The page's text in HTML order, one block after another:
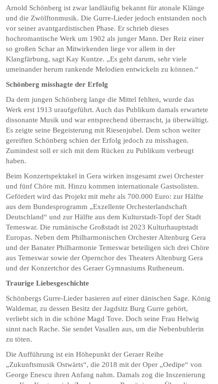
Arnold Schönberg ist zwar landläufig bekannt für atonale Klänge
und die Zwölftonmusik. Die Gurre-Lieder jedoch entstanden noch
vor seiner avantgardistischen Phase. Er schrieb dieses
hochromantische Werk um 1902 als junger Mann. Der Reiz einer
so großen Schar an Mitwirkenden liege vor allem in der
Klangfärbung, sagt Kay Kuntze. „Es geht darum, sehr viele
umeinander herum rankende Melodien entwickeln zu können.“
Schönberg misshagte der Erfolg
Da dem jungen Schönberg lange die Mittel fehlten, wurde das
Werk erst 1913 uraufgeführt. Auch das Publikum damals erwartete
dissonante Musik und war entsprechend überrascht, ja überwältigt.
Es zeigte seine Begeisterung mit Riesenjubel. Dem schon weiter
gereiften Schönberg schien der Erfolg jedoch zu misshagen.
Zumindest soll er sich mit dem Rücken zu Publikum verbeugt
haben.
Beim Konzertspektakel in Gera wirken insgesamt zwei Orchester
und fünf Chöre mit. Hinzu kommen internationale Gastsolisten.
Gefördert wird das Projekt mit mehr als 700.000 Euro: zur Hälfte
aus dem Bundesprogramm „Exzellente Orchesterlandschaft
Deutschland“ und zur Hälfte aus dem Kulturstadt-Topf der Stadt
Temeswar. Die rumänische Großstadt ist 2023 Kulturhauptstadt
Europas. Neben dem Philharmonischen Orchester Altenburg Gera
und der Banater Philharmonie Temeswar beteiligen sich drei Chöre
aus Temeswar sowie der Opernchor des Theaters Altenburg Gera
und der Konzertchor des Geraer Gymnasiums Rutheneum.
Traurige Liebesgeschichte
Schönbergs Gurre-Lieder basieren auf einer dänischen Sage. König
Waldemar, zu dessen Besitz der Jagdsitz Burg Gurre gehört,
verliebt sich in die schöne Magd Tove. Doch seine Frau Helwig
sinnt nach Rache. Sie sendet Vasallen aus, um die Nebenbuhlerin
zu töten.
Die Aufführung ist ein Höhepunkt der Geraer Reihe
„Zukunftsmusik Ostwärts“, die 2018 mit der Oper „Oedipe“ von
George Enescu ihren Anfang nahm. Damals zog die Inszenierung